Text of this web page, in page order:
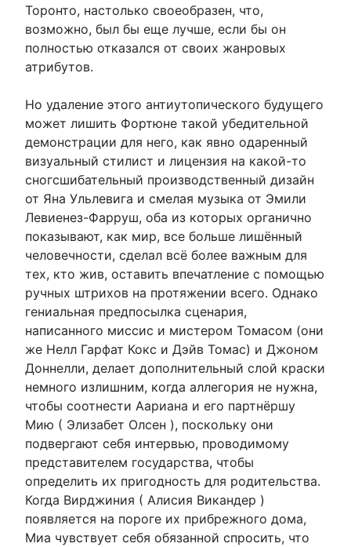
Торонто, настолько своеобразен, что,
возможно, был бы еще лучше, если бы он
полностью отказался от своих жанровых
атрибутов.
Но удаление этого антиутопического будущего
может лишить Фортюне такой убедительной
демонстрации для него, как явно одаренный
визуальный стилист и лицензия на какой-то
сногсшибательный производственный дизайн
от Яна Ульлевига и смелая музыка от Эмили
Левиенез-Фарруш, оба из которых органично
показывают, как мир, все больше лишённый
человечности, сделал всё более важным для
тех, кто жив, оставить впечатление с помощью
ручных штрихов на протяжении всего. Однако
гениальная предпосылка сценария,
написанного миссис и мистером Томасом (они
же Нелл Гарфат Кокс и Дэйв Томас) и Джоном
Доннелли, делает дополнительный слой краски
немного излишним, когда аллегория не нужна,
чтобы соотнести Аариана и его партнёршу
Мию ( Элизабет Олсен ), поскольку они
подвергают себя интервью, проводимому
представителем государства, чтобы
определить их пригодность для родительства.
Когда Вирджиния ( Алисия Викандер )
появляется на пороге их прибрежного дома,
Миа чувствует себя обязанной спросить, что